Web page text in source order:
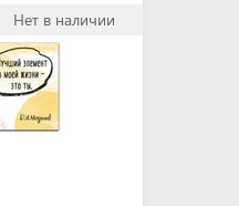
Нет в наличии